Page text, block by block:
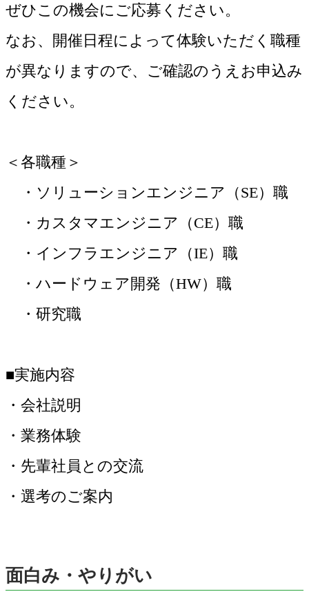
ぜひこの機会にご応募ください。
なお、開催日程によって体験いただく職種
が異なりますので、ご確認のうえお申込み
ください。
＜各職種＞
・ソリューションエンジニア（SE）職
・カスタマエンジニア（CE）職
・インフラエンジニア（IE）職
・ハードウェア開発（HW）職
・研究職
■実施内容
・会社説明
・業務体験
・先輩社員との交流
・選考のご案内
面白み・やりがい